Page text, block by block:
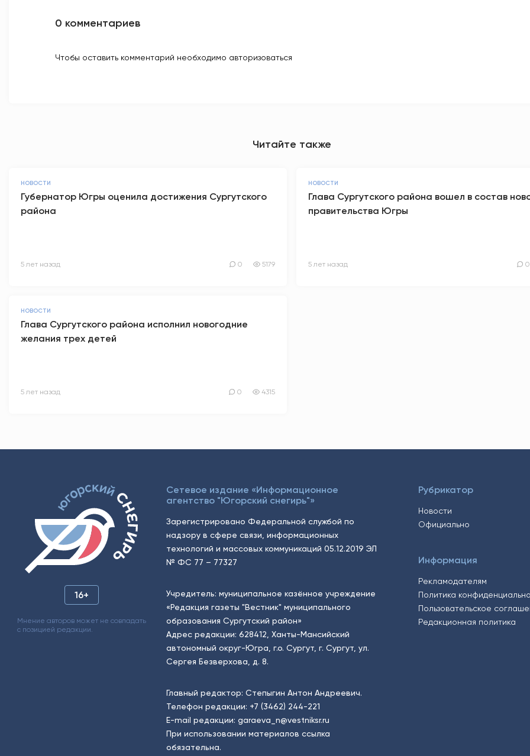
0 комментариев
Чтобы оставить комментарий необходимо авторизоваться
Читайте также
НОВОСТИ
Губернатор Югры оценила достижения Сургутского
района
5 лет назад 0 5179
НОВОСТИ
Глава Сургутского района вошел в состав
правительства Югры
5 лет назад 0
НОВОСТИ
Глава Сургутского района исполнил новогодние
желания трех детей
5 лет назад 0 4315
16+
Мнение авторов может не совпадать
с позицией редакции.
Сетевое издание «Информационное
агентство "Югорский снегирь"»
Зарегистрировано Федеральной службой по
надзору в сфере связи, информационных
технологий и массовых коммуникаций 05.12.2019 ЭЛ
№ ФС 77 – 77327
Учредитель: муниципальное казённое учреждение
«Редакция газеты "Вестник" муниципального
образования Сургутский район»
Адрес редакции: 628412, Ханты-Мансийский
автономный округ-Югра, г.о. Сургут, г. Сургут, ул.
Сергея Безверхова, д. 8.
Главный редактор: Степыгин Антон Андреевич.
Телефон редакции: +7 (3462) 244-221
E-mail редакции: garaeva_n@vestniksr.ru
При использовании материалов ссылка
обязательна.
Рубрикатор
Новости
Официально
Информация
Рекламодателям
Политика
Пользовательское
Редакционная политика